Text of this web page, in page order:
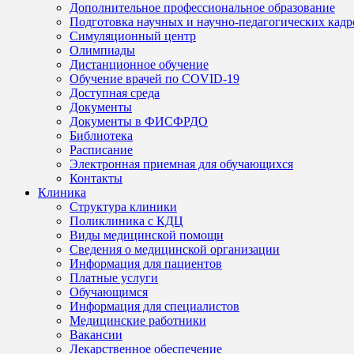
Дополнительное профессиональное образование
Подготовка научных и научно-педагогических
Симуляционный центр
Олимпиады
Дистанционное обучение
Обучение врачей по COVID-19
Доступная среда
Документы
Документы в ФИСФРДО
Библиотека
Расписание
Электронная приемная для обучающихся
Контакты
Клиника
Структура клиники
Поликлиника с КДЦ
Виды медицинской помощи
Сведения о медицинской организации
Информация для пациентов
Платные услуги
Обучающимся
Информация для специалистов
Медицинские работники
Вакансии
Лекарственное обеспечение